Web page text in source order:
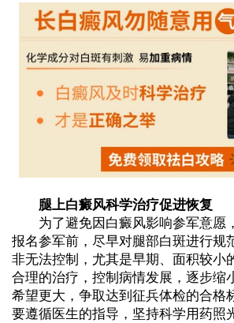
腿上白癜风科学治疗促进恢复
为了避免因白癜风影响参军意愿
报名参军前，尽早对腿部白斑进行规
非无法控制，尤其是早期、面积较小
合理的治疗，控制病情发展，逐步缩
希望更大，争取达到征兵体检的合格
要遵循医生的指导，坚持科学用药照